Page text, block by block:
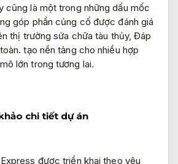
cũng là một trong những dấu mốc
góp phần củng cố được đánh giá
thị trường sửa chữa tàu thủy,Đáp
tạo nền tảng cho nhiều hợp
lớn trong tương lai.
chi tiết dự án
được triển khai theo yêu